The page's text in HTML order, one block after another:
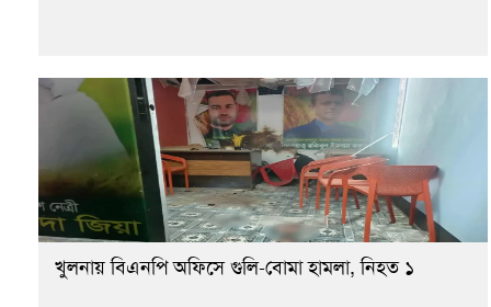
খুলনায় বিএনপি অফিসে গুলি-বোমা হামলা, নিহত ১